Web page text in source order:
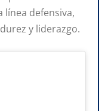
línea defensiva,
y liderazgo.